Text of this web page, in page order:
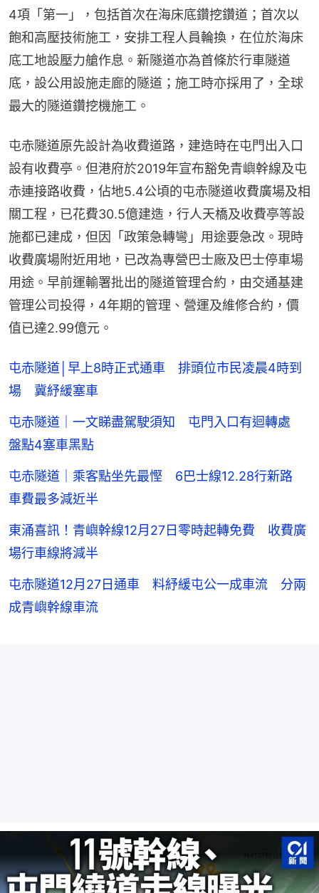
4項「第一」，包括首次在海床底鑽挖鑽道；首次以
飽和高壓技術施工，安排工程人員輪換，在位於海床
底工地設壓力艙作息。新隧道亦為首條於行車隧道
底，設公用設施走廊的隧道；施工時亦採用了，全球
最大的隧道鑽挖機施工。
屯赤隧道原先設計為收費道路，建造時在屯門出入口
設有收費亭。但港府於2019年宣布豁免青嶼幹線及屯
赤連接路收費，佔地5.4公頃的屯赤隧道收費廣場及相
關工程，已花費30.5億建造，行人天橋及收費亭等設
施都已建成，但因「政策急轉彎」用途要急改。現時
收費廣場附近用地，已改為專營巴士廠及巴士停車場
用途。早前運輸署批出的隧道管理合約，由交通基建
管理公司投得，4年期的管理、營運及維修合約，價
值已達2.99億元。
屯赤隧道│早上8時正式通車 排頭位市民凌晨4時到
場 冀紓緩塞車
屯赤隧道｜一文睇盡駕駛須知 屯門入口有迴轉處
盤點4塞車黑點
屯赤隧道｜乘客點坐先最慳 6巴士線12.28行新路
車費最多減近半
東涌喜訊！青嶼幹線12月27日零時起轉免費 收費廣
場行車線將減半
屯赤隧道12月27日通車 料紓緩屯公一成車流 分兩
成青嶼幹線車流